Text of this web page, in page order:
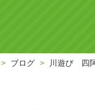
ブログ 川遊び 四